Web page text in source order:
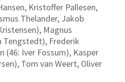
Kristoffer Pallesen,
Thelander, Jakob
Magnus
Tengstedt), Frederik
(46: Iver Fossum), Kasper
Tom van Weert, Oliver